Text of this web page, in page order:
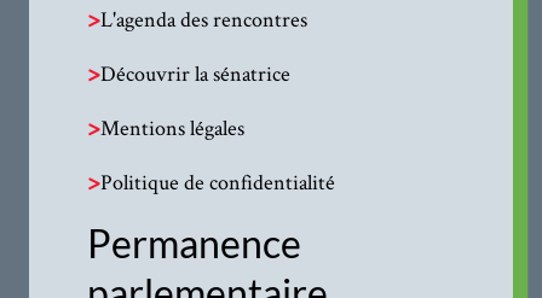
>L'agenda des rencontres
>Découvrir la sénatrice
>Mentions légales
>Politique de confidentialité
Permanence